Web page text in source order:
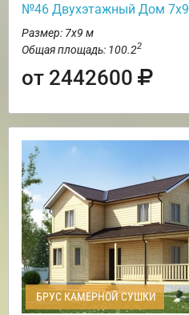
№46 Двухэтажный Дом 7х9
Размер: 7х9 м
Общая площадь: 100.22
от 2442600
БРУС КАМЕРНОЙ СУШКИ